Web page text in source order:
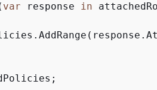
var response in